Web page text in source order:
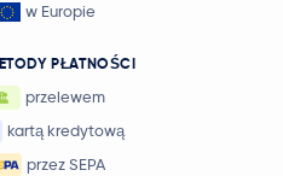
w Europie
PŁATNOŚCI
przelewem
kartą kredytową
przez SEPA